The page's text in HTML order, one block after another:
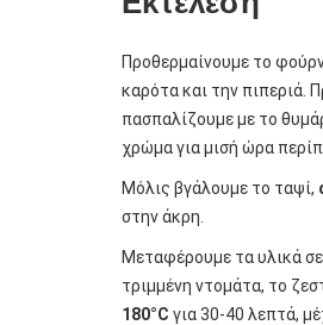
Προθερμαίνουμε το
καρότα και την πιπεριά.
πασπαλίζουμε με το
χρώμα για μισή ώρα
Μόλις βγάλουμε το ταψί,
στην άκρη.
Μεταφέρουμε τα υλικά
τριμμένη ντομάτα, το
180°C για 30-40 λεπτά,